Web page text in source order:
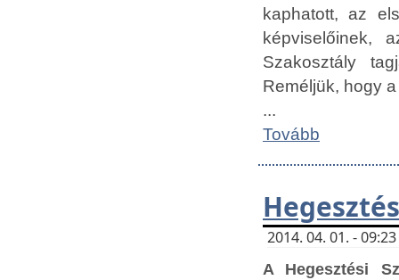
kaphatott, az
képviselőinek,
Szakosztály
Reméljük, hogy
...
Tovább
2014. 04. 01. -
A Hegesztési